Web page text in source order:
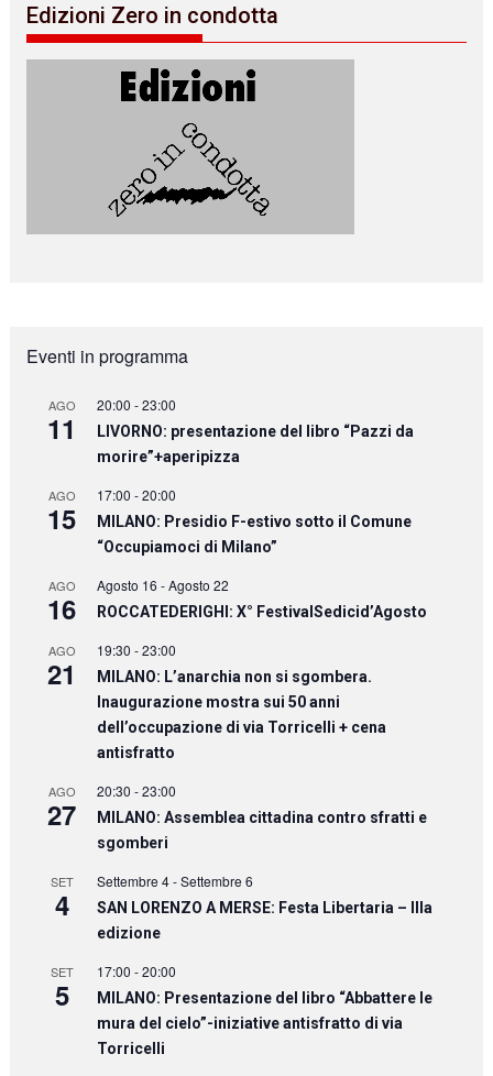
Edizioni Zero in condotta
Eventi in programma
AGO
11
20:00 -23:00
LIVORNO: presentazione del libro “Pazzi da
morire”+aperipizza
AGO
15
17:00 -20:00
MILANO: Presidio F-estivo sotto il Comune
“Occupiamoci di Milano”
AGO
16
Agosto 16 -Agosto 22
ROCCATEDERIGHI: X° FestivalSedicid’Agosto
AGO
21
19:30 -23:00
MILANO: L’anarchia non si sgombera.
Inaugurazione mostra sui 50 anni
dell’occupazione di via Torricelli + cena
antisfratto
AGO
27
20:30 -23:00
MILANO: Assemblea cittadina contro sfratti e
sgomberi
SET
4
Settembre 4-Settembre 6
SAN LORENZO A MERSE: Festa Libertaria – IIIa
edizione
SET
5
17:00 -20:00
MILANO: Presentazione del libro “Abbattere le
mura del cielo”-iniziative antisfratto di via
Torricelli